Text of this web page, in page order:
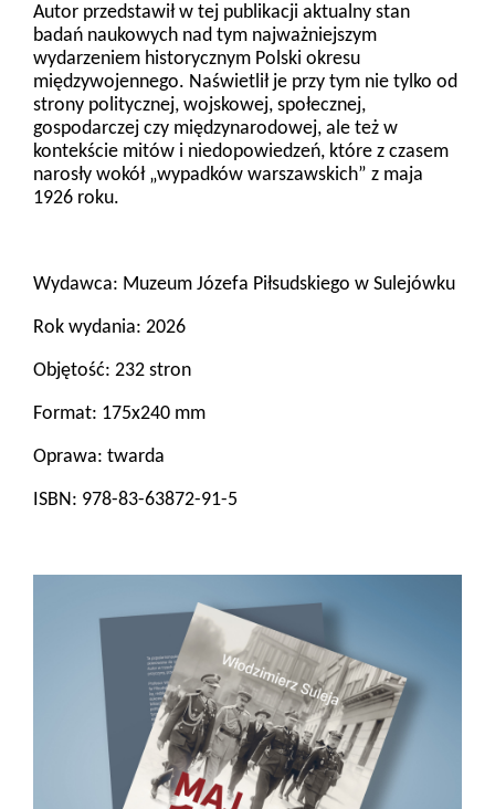
Autor przedstawił w tej publikacji aktualny stan
badań naukowych nad tym najważniejszym
wydarzeniem historycznym Polski okresu
międzywojennego. Naświetlił je przy tym nie tylko od
strony politycznej, wojskowej, społecznej,
gospodarczej czy międzynarodowej, ale też w
kontekście mitów i niedopowiedzeń, które z czasem
narosły wokół „wypadków warszawskich” z maja
1926 roku.
Wydawca: Muzeum Józefa Piłsudskiego w Sulejówku
Rok wydania: 2026
Objętość: 232 stron
Format: 175x240 mm
Oprawa: twarda
ISBN: 978-83-63872-91-5